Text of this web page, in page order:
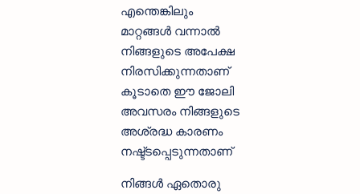
എന്തെങ്കിലും
മാറ്റങ്ങള്‍ വന്നാല്‍
നിങ്ങളുടെ അപേക്ഷ
നിരസിക്കുന്നതാണ്
കൂടാതെ ഈ ജോലി
അവസരം നിങ്ങളുടെ
അശ്രദ്ധ കാരണം
നഷ്ട്ടപ്പെടുന്നതാണ്
നിങ്ങള്‍ ഏതൊരു